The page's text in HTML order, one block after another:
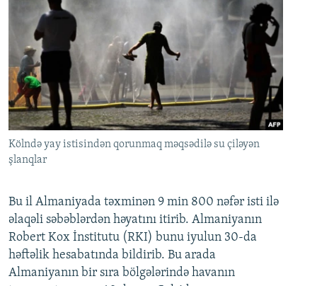
Kölndə yay istisindən qorunmaq məqsədilə su çiləyən
şlanqlar
Bu il Almaniyada təxminən 9 min 800 nəfər isti ilə
əlaqəli səbəblərdən həyatını itirib. Almaniyanın
Robert Kox İnstitutu (RKI) bunu iyulun 30-da
həftəlik hesabatında bildirib. Bu arada
Almaniyanın bir sıra bölgələrində havanın